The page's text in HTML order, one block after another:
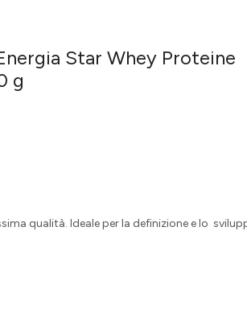
Star Whey Proteine
g
qualità. Ideale per la definizione e lo